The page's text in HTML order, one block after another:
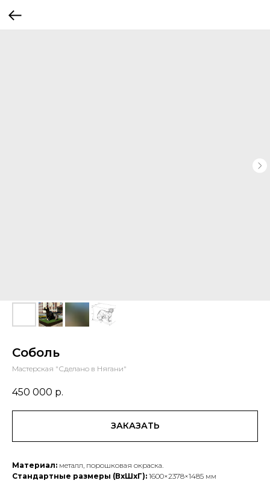
Соболь
Мастерская "Сделано в Нягани"
450 000 р.
ЗАКАЗАТЬ
Материал: металл, порошковая окраска.
Стандартные размеры (ВхШхГ): 1600×2378×1485 мм